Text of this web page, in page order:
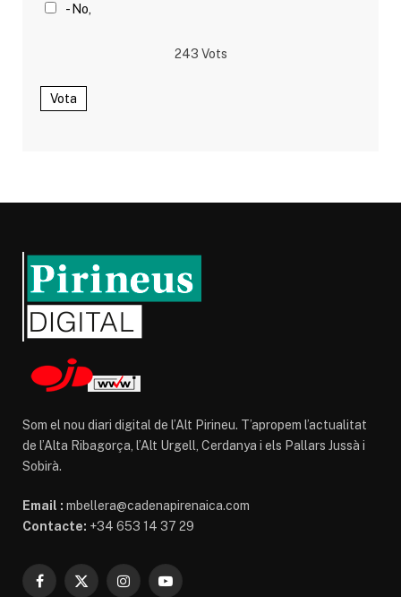
- No,
243 Vots
Vota
Som el nou diari digital de l’Alt Pirineu. T’apropem l’actualitat
de l’Alta Ribagorça, l’Alt Urgell, Cerdanya i els Pallars Jussà i
Sobirà.
Email : mbellera@cadenapirenaica.com
Contacte: +34 653 14 37 29
Facebook
X
InstagramYouTube